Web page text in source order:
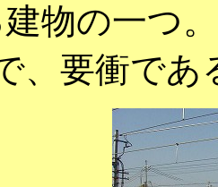
物の一つ
、要衝で